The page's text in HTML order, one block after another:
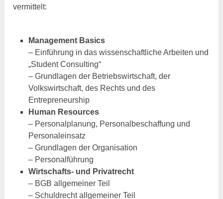
vermittelt:
Management Basics
– Einführung in das wissenschaftliche Arbeiten und
„Student Consulting“
– Grundlagen der Betriebswirtschaft, der
Volkswirtschaft, des Rechts und des
Entrepreneurship
Human Resources
– Personalplanung, Personalbeschaffung und
Personaleinsatz
– Grundlagen der Organisation
– Personalführung
Wirtschafts- und Privatrecht
– BGB allgemeiner Teil
– Schuldrecht allgemeiner Teil